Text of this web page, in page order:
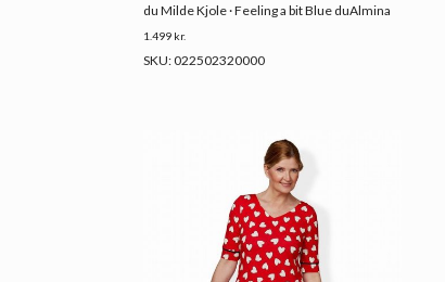
du Milde Kjole · Feeling a bit Blue duAlmina
1.499 kr.
SKU: 022502320000